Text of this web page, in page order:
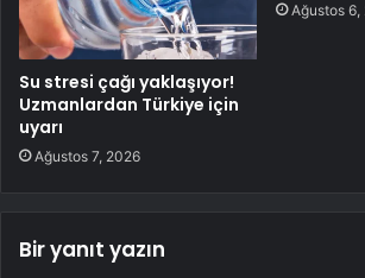
Su stresi çağı yaklaşıyor!
Uzmanlardan Türkiye için
uyarı
Ağustos 7, 2026
Ağustos 6,
Bir yanıt yazın